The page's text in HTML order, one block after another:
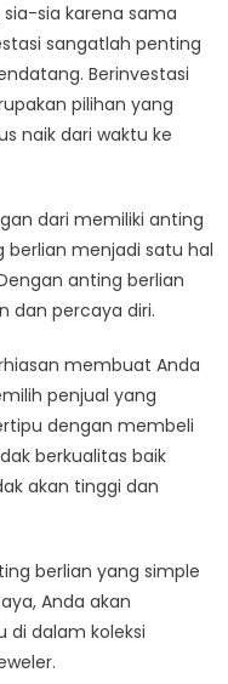
sia karena sama
sangatlah penting
Berinvestasi
pilihan yang
naik dari waktu ke
dari memiliki anting
berlian menjadi satu hal
anting berlian
dan percaya diri.
membuat Anda
penjual yang
dengan membeli
berkualitas baik
akan tinggi dan
berlian yang simple
Anda akan
dalam koleksi